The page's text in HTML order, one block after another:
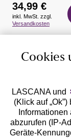
Geprüfte
34,99 €
inkl. MwSt. zzgl.
Versandkosten
Cookies
LASCANA und
(Klick auf
abzurufen (IP-
Geräte-